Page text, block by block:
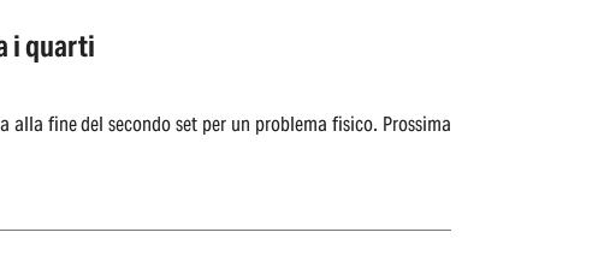
i quarti
fine del secondo set per un problema fisico. Prossima